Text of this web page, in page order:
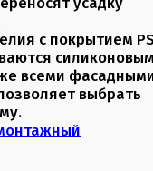
с покрытием
всеми
выбрать